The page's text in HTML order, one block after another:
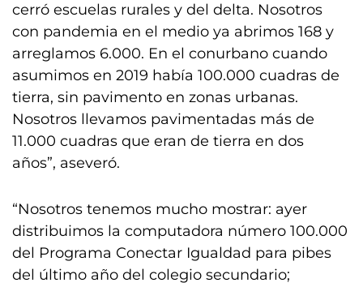
cerró escuelas rurales y del delta. Nosotros
con pandemia en el medio ya abrimos 168 y
arreglamos 6.000. En el conurbano cuando
asumimos en 2019 había 100.000 cuadras de
tierra, sin pavimento en zonas urbanas.
Nosotros llevamos pavimentadas más de
11.000 cuadras que eran de tierra en dos
años”, aseveró.
“Nosotros tenemos mucho mostrar: ayer
distribuimos la computadora número 100.000
del Programa Conectar Igualdad para pibes
del último año del colegio secundario;